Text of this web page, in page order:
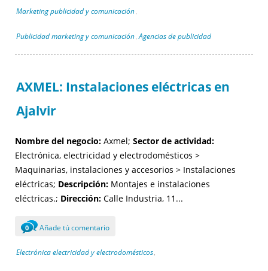
Marketing publicidad y comunicación
Publicidad marketing y comunicación Agencias de publicidad
AXMEL: Instalaciones eléctricas en
Ajalvir
Nombre del negocio: Axmel; Sector de actividad:
Electrónica, electricidad y electrodomésticos >
Maquinarias, instalaciones y accesorios > Instalaciones
eléctricas; Descripción: Montajes e instalaciones
eléctricas.; Dirección: Calle Industria, 11...
0 Añade tú comentario
Electrónica electricidad y electrodomésticos ,